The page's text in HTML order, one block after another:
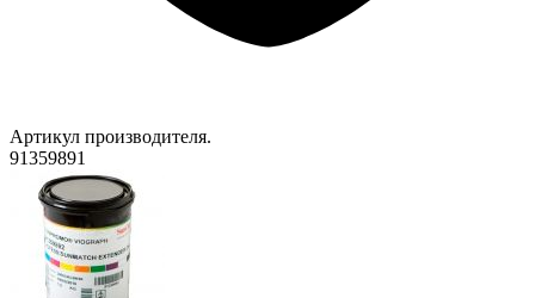
Артикул производителя.
91359891